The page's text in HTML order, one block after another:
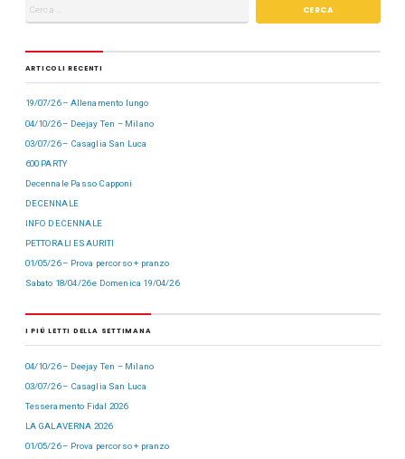
ARTICOLI RECENTI
19/07/26 – Allenamento lungo
04/10/26 – Deejay Ten – Milano
03/07/26 – Casaglia San Luca
600 PARTY
Decennale Passo Capponi
DECENNALE
INFO DECENNALE
PETTORALI ESAURITI
01/05/26 – Prova percorso + pranzo
Sabato 18/04/26 e Domenica 19/04/26
I PIÙ LETTI DELLA SETTIMANA
04/10/26 – Deejay Ten – Milano
03/07/26 – Casaglia San Luca
Tesseramento Fidal 2026
LA GALAVERNA 2026
01/05/26 – Prova percorso + pranzo